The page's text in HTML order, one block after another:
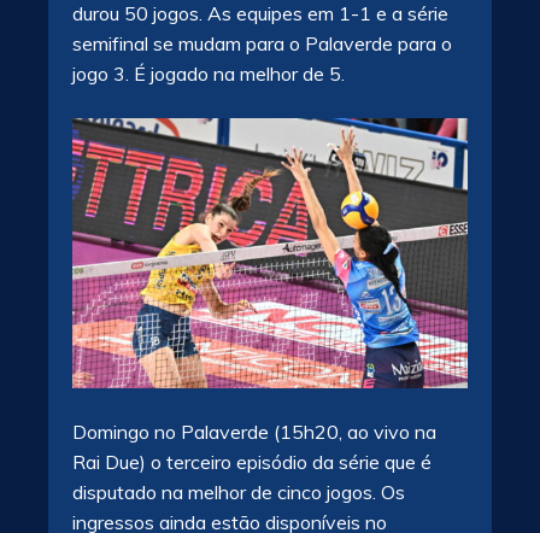
durou 50 jogos. As equipes em 1-1 e a série
semifinal se mudam para o Palaverde para o
jogo 3. É jogado na melhor de 5.
Domingo no Palaverde (15h20, ao vivo na
Rai Due) o terceiro episódio da série que é
disputado na melhor de cinco jogos. Os
ingressos ainda estão disponíveis no